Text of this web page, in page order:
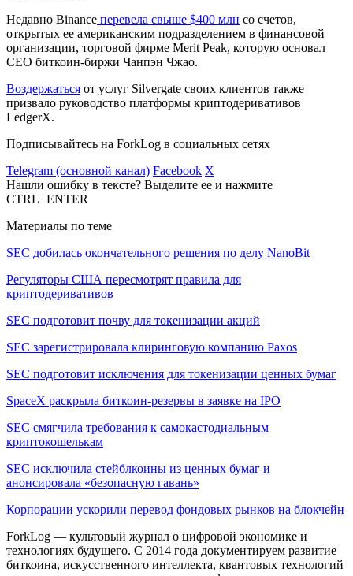
Недавно Binance перевела свыше $400 млн со счетов,
открытых ее американским подразделением в финансовой
организации, торговой фирме Merit Peak, которую основал
CEO биткоин-биржи Чанпэн Чжао.
Воздержаться от услуг Silvergate своих клиентов также
призвало руководство платформы криптодеривативов
LedgerX.
Подписывайтесь на ForkLog в социальных сетях
Telegram (основной канал) Facebook X
Нашли ошибку в тексте? Выделите ее и нажмите
CTRL+ENTER
Материалы по теме
SEC добилась окончательного решения по делу NanoBit
Регуляторы США пересмотрят правила для
криптодеривативов
SEC подготовит почву для токенизации акций
SEC зарегистрировала клиринговую компанию Paxos
SEC подготовит исключения для токенизации ценных бумаг
SpaceX раскрыла биткоин-резервы в заявке на IPO
SEC смягчила требования к самокастодиальным
криптокошелькам
SEC исключила стейблкоины из ценных бумаг и
анонсировала «безопасную гавань»
Корпорации ускорили перевод фондовых рынков на блокчейн
ForkLog — культовый журнал о цифровой экономике и
технологиях будущего. С 2014 года документируем развитие
биткоина, искусственного интеллекта, квантовых технологий